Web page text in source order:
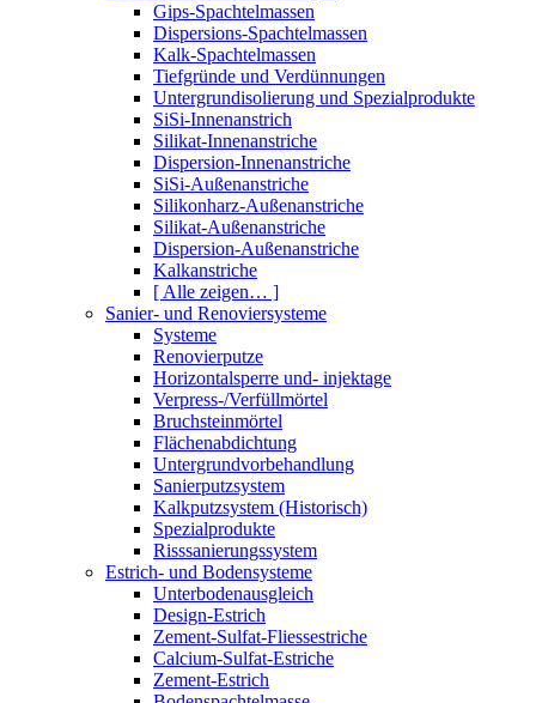
Gips-Spachtelmassen
Dispersions-Spachtelmassen
Kalk-Spachtelmassen
Tiefgründe und Verdünnungen
Untergrundisolierung und Spezialprodukte
SiSi-Innenanstrich
Silikat-Innenanstriche
Dispersion-Innenanstriche
SiSi-Außenanstriche
Silikonharz-Außenanstriche
Silikat-Außenanstriche
Dispersion-Außenanstriche
Kalkanstriche
[ Alle zeigen… ]
Sanier- und Renoviersysteme
Systeme
Renovierputze
Horizontalsperre und- injektage
Verpress-/Verfüllmörtel
Bruchsteinmörtel
Flächenabdichtung
Untergrundvorbehandlung
Sanierputzsystem
Kalkputzsystem (Historisch)
Spezialprodukte
Risssanierungssystem
Estrich- und Bodensysteme
Unterbodenausgleich
Design-Estrich
Zement-Sulfat-Fliessestriche
Calcium-Sulfat-Estriche
Zement-Estrich